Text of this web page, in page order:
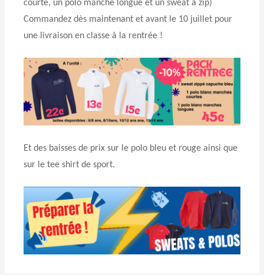
courte, un polo manche longue et un sweat à zip)
Commandez dès maintenant et avant le 10 juillet pour
une livraison en classe à la rentrée !
Et des baisses de prix sur le polo bleu et rouge ainsi que
sur le tee shirt de sport.